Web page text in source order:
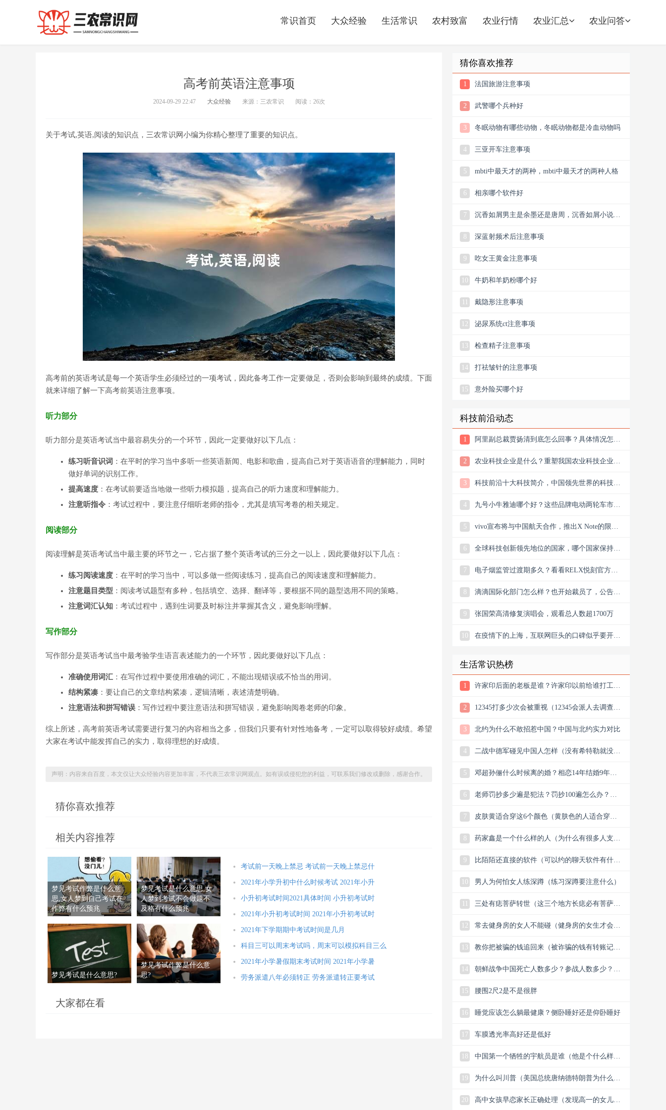
常识首页 大众经验 生活常识 农村致富 农业行情 农业汇总 农业问答
高考前英语注意事项
2024-09-29 22:47 大众经验 来源：三农常识 阅读： 26次
关于考试,英语,阅读的知识点，三农常识网小编为你精心整理了重要的知识点。
高考前的英语考试是每一个英语学生必须经过的一项考试，因此备考工作一定要做足，否则会影响到最终的成绩。下面
就来详细了解一下高考前英语注意事项。
听力部分
听力部分是英语考试当中最容易失分的一个环节，因此一定要做好以下几点：
练习听音识词 ：在平时的学习当中多听一些英语新闻、电影和歌曲，提高自己对于英语语音的理解能力，同时
做好单词的识别工作。
提高速度 ：在考试前要适当地做一些听力模拟题，提高自己的听力速度和理解能力。
注意听指令 ：考试过程中，要注意仔细听老师的指令，尤其是填写考卷的相关规定。
阅读部分
阅读理解是英语考试当中最主要的环节之一，它占据了整个英语考试的三分之一以上，因此要做好以下几点：
练习阅读速度 ：在平时的学习当中，可以多做一些阅读练习，提高自己的阅读速度和理解能力。
注意题目类型 ：阅读考试题型有多种，包括填空、选择、翻译等，要根据不同的题型选用不同的策略。
注意词汇认知 ：考试过程中，遇到生词要及时标注并掌握其含义，避免影响理解。
写作部分
写作部分是英语考试当中最考验学生语言表述能力的一个环节，因此要做好以下几点：
准确使用词汇 ：在写作过程中要使用准确的词汇，不能出现错误或不恰当的用词。
结构紧凑 ：要让自己的文章结构紧凑，逻辑清晰，表述清楚明确。
注意语法和拼写错误 ：写作过程中要注意语法和拼写错误，避免影响阅卷老师的印象。
综上所述，高考前英语考试需要进行复习的内容相当之多，但我们只要有针对性地备考，一定可以取得较好成绩。希望
大家在考试中能发挥自己的实力，取得理想的好成绩。
声明：内容来自百度，本文仅让大众经验内容更加丰富，不代表三农常识网观点。如有误或侵犯您的利益，可联系我们修改或删除，感谢合作。
猜你喜欢推荐
相关内容推荐
梦见考试作弊是什么意
思,女人梦到自己考试在
作弊有什么预兆
梦见考试是什么意思,女
人梦到考试不会做题不
及格有什么预兆
梦见考试是什么意思?
梦见考试作弊是什么意
思?
考试前一天晚上禁忌 考试前一天晚上禁忌什
2021年小学升初中什么时候考试 2021年小升
小升初考试时间2021具体时间 小升初考试时
2021年小升初考试时间 2021年小升初考试时
2021年下学期期中考试时间是几月
科目三可以周末考试吗，周末可以模拟科目三么
2021年小学暑假期末考试时间 2021年小学暑
劳务派遣八年必须转正 劳务派遣转正要考试
大家都在看
猜你喜欢推荐
1 法国旅游注意事项
2 武警哪个兵种好
3 冬眠动物有哪些动物，冬眠动物都是冷血动物吗
4 三亚开车注意事项
5 mbti中最天才的两种，mbti中最天才的两种人格
6 相亲哪个软件好
7
沉香如屑男主是余墨还是唐周，沉香如屑小说男
8
深蓝射频术后注意事项
9 吃女王黄金注意事项
10 牛奶和羊奶粉哪个好
戴隐形注意事项
12 泌尿系统ct注意事项
13 检查精子注意事项
14 打祛皱针的注意事项
15 意外险买哪个好
科技前沿动态
1
阿里副总裁贾扬清到底怎么回事？具体情况怎么
2
农业科技企业是什么？重塑我国农业科技企业版
3
科技前沿十大科技简介，中国领先世界的科技创
4
九号小牛雅迪哪个好？这些品牌电动两轮车市场
5
vivo宣布将与中国航天合作，推出X Note的限量
6
全球科技创新领先地位的国家，哪个国家保持科
7
电子烟监管过渡期多久？看看RELX悦刻官方微
8
滴滴国际化部门怎么样？也开始裁员了，公告宣
9
张国荣高清修复演唱会，观看总人数超1700万
10
在疫情下的上海，互联网巨头的口碑似乎要开始
生活常识热榜
1
许家印后面的老板是谁？许家印以前给谁打工？
2
12345打多少次会被重视（12345会派人去调查
3
北约为什么不敢招惹中国？中国与北约实力对比
4
二战中德军碰见中国人怎样（没有希特勒就没有
5
邓超孙俪什么时候离的婚？相恋14年结婚9年说
6
老师罚抄多少遍是犯法？罚抄100遍怎么办？算
7
皮肤黄适合穿这6个颜色（黄肤色的人适合穿什
8
药家鑫是一个什么样的人（为什么有很多人支持
9
比陌陌还直接的软件（可以约的聊天软件有什
10
男人为何怕女人练深蹲（练习深蹲要注意什么）
三处有痣菩萨转世（这三个地方长痣必有菩萨保
12
常去健身房的女人不能碰（健身房的女生才会懂
13
教你把被骗的钱追回来（被诈骗的钱有转账记录
14
朝鲜战争中国死亡人数多少？参战人数多少？中
15
腰围2尺2是不是很胖
16 睡觉应该怎么躺最健康？侧卧睡好还是仰卧睡好
17 车膜透光率高好还是低好
18
中国第一个牺牲的宇航员是谁（他是个什么样的
19
为什么叫川普（美国总统唐纳德特朗普为什么叫
20
高中女孩早恋家长正确处理（发现高一的女儿早